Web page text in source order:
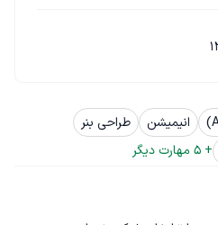
انیمیشن
طراحی بنر
+
5 مهارت دیگر